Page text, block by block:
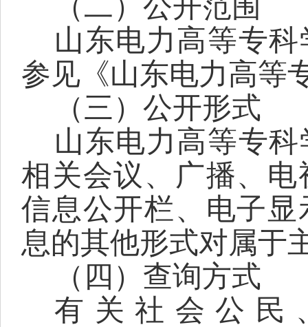
（二）公开范围
山东电力高等专
参见《山东电力高等
（三）公开形式
山东电力高等专
相关会议、广播、
信息公开栏、电子
息的其他形式对属于
（四）查询方式
有关社会公民